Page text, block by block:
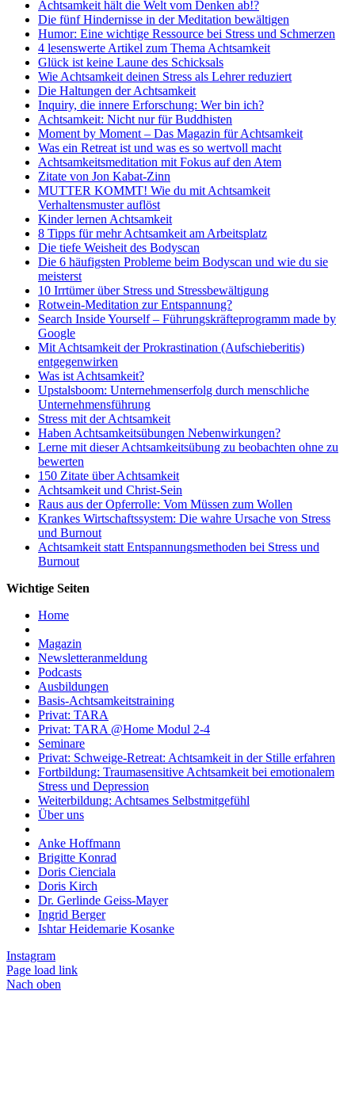
Achtsamkeit hält die Welt vom Denken ab!?
Die fünf Hindernisse in der Meditation bewältigen
Humor: Eine wichtige Ressource bei Stress und Schmerzen
4 lesenswerte Artikel zum Thema Achtsamkeit
Glück ist keine Laune des Schicksals
Wie Achtsamkeit deinen Stress als Lehrer reduziert
Die Haltungen der Achtsamkeit
Inquiry, die innere Erforschung: Wer bin ich?
Achtsamkeit: Nicht nur für Buddhisten
Moment by Moment – Das Magazin für Achtsamkeit
Was ein Retreat ist und was es so wertvoll macht
Achtsamkeitsmeditation mit Fokus auf den Atem
Zitate von Jon Kabat-Zinn
MUTTER KOMMT! Wie du mit Achtsamkeit
Verhaltensmuster auflöst
Kinder lernen Achtsamkeit
8 Tipps für mehr Achtsamkeit am Arbeitsplatz
Die tiefe Weisheit des Bodyscan
Die 6 häufigsten Probleme beim Bodyscan und wie du sie
meisterst
10 Irrtümer über Stress und Stressbewältigung
Rotwein-Meditation zur Entspannung?
Search Inside Yourself – Führungskräfteprogramm made by
Google
Mit Achtsamkeit der Prokrastination (Aufschieberitis)
entgegenwirken
Was ist Achtsamkeit?
Upstalsboom: Unternehmenserfolg durch menschliche
Unternehmensführung
Stress mit der Achtsamkeit
Haben Achtsamkeitsübungen Nebenwirkungen?
Lerne mit dieser Achtsamkeitsübung zu beobachten ohne zu
bewerten
150 Zitate über Achtsamkeit
Achtsamkeit und Christ-Sein
Raus aus der Opferrolle: Vom Müssen zum Wollen
Krankes Wirtschaftssystem: Die wahre Ursache von Stress
und Burnout
Achtsamkeit statt Entspannungsmethoden bei Stress und
Burnout
Wichtige Seiten
Home
Magazin
Newsletteranmeldung
Podcasts
Ausbildungen
Basis-Achtsamkeitstraining
Privat: TARA
Privat: TARA @Home Modul 2-4
Seminare
Privat: Schweige-Retreat: Achtsamkeit in der Stille erfahren
Fortbildung: Traumasensitive Achtsamkeit bei emotionalem
Stress und Depression
Weiterbildung: Achtsames Selbstmitgefühl
Über uns
Anke Hoffmann
Brigitte Konrad
Doris Cienciala
Doris Kirch
Dr. Gerlinde Geiss-Mayer
Ingrid Berger
Ishtar Heidemarie Kosanke
Instagram
Page load link
Nach oben